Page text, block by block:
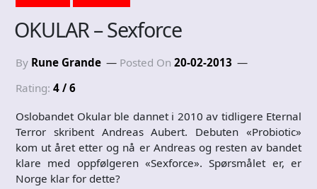
OKULAR – Sexforce
By Rune Grande Posted On 20-02-2013
Rating: 4 / 6
Oslobandet Okular ble dannet i 2010 av tidligere Eternal
Terror skribent Andreas Aubert. Debuten «Probiotic»
kom ut året etter og nå er Andreas og resten av bandet
klare med oppfølgeren «Sexforce». Spørsmålet er, er
Norge klar for dette?